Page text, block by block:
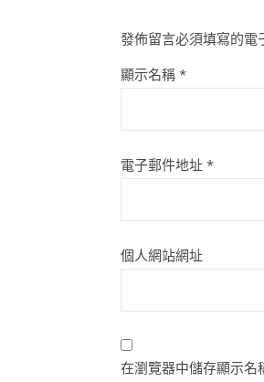
發佈留言必須填寫的電
顯示名稱 *
電子郵件地址 *
個人網站網址
在瀏覽器中儲存顯示名